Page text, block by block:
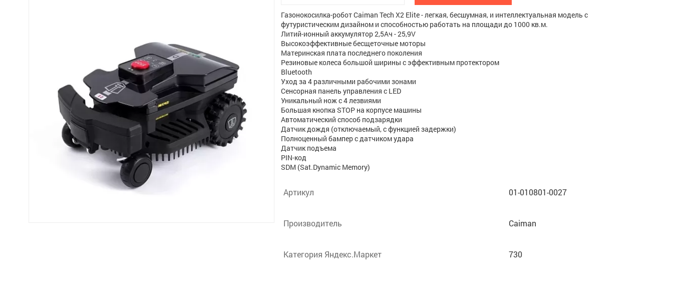
Газонокосилка-робот Caiman Tech X2 Elite - легкая, бесшумная, и интеллектуальная модель с
футуристическим дизайном и способностью работать на площади до 1000 кв.м.
Литий-ионный аккумулятор 2,5Ач - 25,9V
Высокоэффективные бесщеточные моторы
Материнская плата последнего поколения
Резиновые колеса большой ширины с эффективным протектором
Bluetooth
Уход за 4 различными рабочими зонами
Сенсорная панель управления с LED
Уникальный нож с 4 лезвиями
Большая кнопка STOP на корпусе машины
Автоматический способ подзарядки
Датчик дождя (отключаемый, с функцией задержки)
Полноценный бампер с датчиком удара
Датчик подъема
PIN-код
SDM (Sat.Dynamic Memory)
Артикул 01-010801-0027
Производитель Caiman
Категория Яндекс.Маркет 730